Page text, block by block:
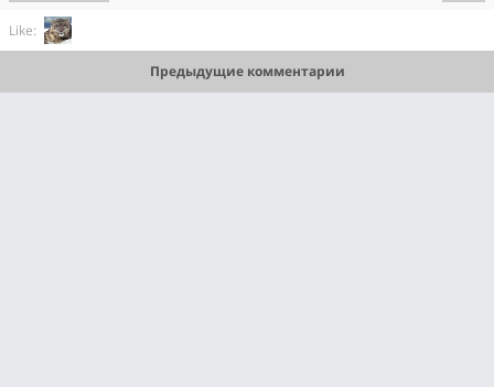
Like:
Предыдущие комментарии